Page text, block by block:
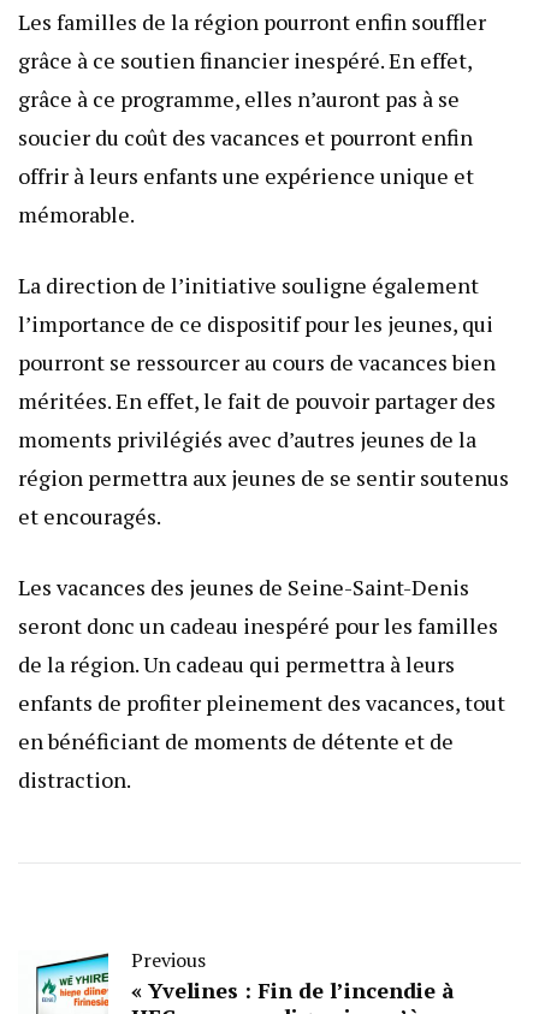
Les familles de la région pourront enfin souffler
grâce à ce soutien financier inespéré. En effet,
grâce à ce programme, elles n’auront pas à se
soucier du coût des vacances et pourront enfin
offrir à leurs enfants une expérience unique et
mémorable.
La direction de l’initiative souligne également
l’importance de ce dispositif pour les jeunes, qui
pourront se ressourcer au cours de vacances bien
méritées. En effet, le fait de pouvoir partager des
moments privilégiés avec d’autres jeunes de la
région permettra aux jeunes de se sentir soutenus
et encouragés.
Les vacances des jeunes de Seine-Saint-Denis
seront donc un cadeau inespéré pour les familles
de la région. Un cadeau qui permettra à leurs
enfants de profiter pleinement des vacances, tout
en bénéficiant de moments de détente et de
distraction.
Previous
« Yvelines : Fin de l’incendie à